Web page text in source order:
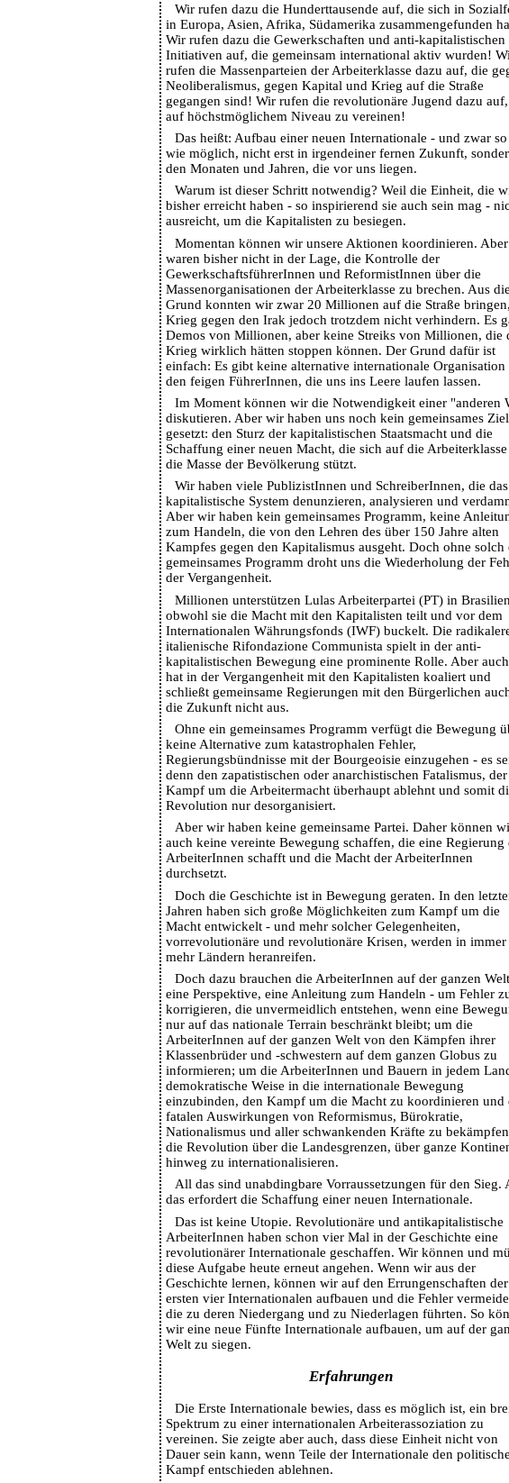
Wir rufen dazu die Hunderttausende auf, die sich in
in Europa, Asien, Afrika, Südamerika zusammengefunden
Wir rufen dazu die Gewerkschaften und anti-kapitalistischen
Initiativen auf, die gemeinsam international aktiv wurden!
rufen die Massenparteien der Arbeiterklasse dazu auf, die
Neoliberalismus, gegen Kapital und Krieg auf die Straße
gegangen sind! Wir rufen die revolutionäre Jugend dazu
auf höchstmöglichem Niveau zu vereinen!
Das heißt: Aufbau einer neuen Internationale - und zwar
wie möglich, nicht erst in irgendeiner fernen Zukunft,
den Monaten und Jahren, die vor uns liegen.
Warum ist dieser Schritt notwendig? Weil die Einheit, die
bisher erreicht haben - so inspirierend sie auch sein mag -
ausreicht, um die Kapitalisten zu besiegen.
Momentan können wir unsere Aktionen koordinieren.
waren bisher nicht in der Lage, die Kontrolle der
GewerkschaftsführerInnen und ReformistInnen über die
Massenorganisationen der Arbeiterklasse zu brechen. Aus
Grund konnten wir zwar 20 Millionen auf die Straße
Krieg gegen den Irak jedoch trotzdem nicht verhindern. Es
Demos von Millionen, aber keine Streiks von Millionen, die
Krieg wirklich hätten stoppen können. Der Grund dafür ist
einfach: Es gibt keine alternative internationale Organisation
den feigen FührerInnen, die uns ins Leere laufen lassen.
Im Moment können wir die Notwendigkeit einer "anderen
diskutieren. Aber wir haben uns noch kein gemeinsames Ziel
gesetzt: den Sturz der kapitalistischen Staatsmacht und die
Schaffung einer neuen Macht, die sich auf die
die Masse der Bevölkerung stützt.
Wir haben viele PublizistInnen und SchreiberInnen, die das
kapitalistische System denunzieren, analysieren und
Aber wir haben kein gemeinsames Programm, keine
zum Handeln, die von den Lehren des über 150 Jahre alten
Kampfes gegen den Kapitalismus ausgeht. Doch ohne solch
gemeinsames Programm droht uns die Wiederholung der
der Vergangenheit.
Millionen unterstützen Lulas Arbeiterpartei (PT) in
obwohl sie die Macht mit den Kapitalisten teilt und vor dem
Internationalen Währungsfonds (IWF) buckelt. Die
italienische Rifondazione Communista spielt in der anti-
kapitalistischen Bewegung eine prominente Rolle. Aber
hat in der Vergangenheit mit den Kapitalisten koaliert und
schließt gemeinsame Regierungen mit den Bürgerlichen
die Zukunft nicht aus.
Ohne ein gemeinsames Programm verfügt die Bewegung
keine Alternative zum katastrophalen Fehler,
Regierungsbündnisse mit der Bourgeoisie einzugehen - es
denn den zapatistischen oder anarchistischen Fatalismus,
Kampf um die Arbeitermacht überhaupt ablehnt und somit
Revolution nur desorganisiert.
Aber wir haben keine gemeinsame Partei. Daher können
auch keine vereinte Bewegung schaffen, die eine Regierung
ArbeiterInnen schafft und die Macht der ArbeiterInnen
durchsetzt.
Doch die Geschichte ist in Bewegung geraten. In den
Jahren haben sich große Möglichkeiten zum Kampf um die
Macht entwickelt - und mehr solcher Gelegenheiten,
vorrevolutionäre und revolutionäre Krisen, werden in immer
mehr Ländern heranreifen.
Doch dazu brauchen die ArbeiterInnen auf der ganzen Welt
eine Perspektive, eine Anleitung zum Handeln - um Fehler
korrigieren, die unvermeidlich entstehen, wenn eine
nur auf das nationale Terrain beschränkt bleibt; um die
ArbeiterInnen auf der ganzen Welt von den Kämpfen ihrer
Klassenbrüder und -schwestern auf dem ganzen Globus zu
informieren; um die ArbeiterInnen und Bauern in jedem
demokratische Weise in die internationale Bewegung
einzubinden, den Kampf um die Macht zu koordinieren und
fatalen Auswirkungen von Reformismus, Bürokratie,
Nationalismus und aller schwankenden Kräfte zu
die Revolution über die Landesgrenzen, über ganze
hinweg zu internationalisieren.
All das sind unabdingbare Vorraussetzungen für den Sieg.
das erfordert die Schaffung einer neuen Internationale.
Das ist keine Utopie. Revolutionäre und antikapitalistische
ArbeiterInnen haben schon vier Mal in der Geschichte eine
revolutionärer Internationale geschaffen. Wir können und
diese Aufgabe heute erneut angehen. Wenn wir aus der
Geschichte lernen, können wir auf den Errungenschaften der
ersten vier Internationalen aufbauen und die Fehler
die zu deren Niedergang und zu Niederlagen führten. So
wir eine neue Fünfte Internationale aufbauen, um auf der
Welt zu siegen.
Erfahrungen
Die Erste Internationale bewies, dass es möglich ist, ein
Spektrum zu einer internationalen Arbeiterassoziation zu
vereinen. Sie zeigte aber auch, dass diese Einheit nicht von
Dauer sein kann, wenn Teile der Internationale den
Kampf entschieden ablehnen.